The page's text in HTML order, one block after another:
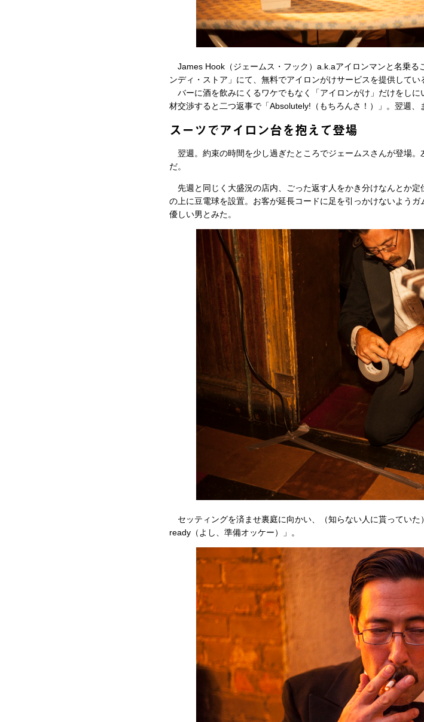
James Hook（ジェームス・フック）a.k.aアイロンマンと名乗る
ンディ・ストア」にて、無料でアイロンがけサービスを提供してい
バーに酒を飲みにくるワケでもなく「アイロンがけ」だけをし
材交渉すると二つ返事で「Absolutely!（もちろんさ！）」。翌週、
スーツでアイロン台を抱えて登場
翌週。約束の時間を少し過ぎたところでジェームスさんが登場
だ。
先週と同じく大盛況の店内、ごった返す人をかき分けなんとか
の上に豆電球を設置。お客が延長コードに足を引っかけないよう
優しい男とみた。
セッティングを済ませ裏庭に向かい、（知らない人に貰っていた
ready（よし、準備オッケー）」。